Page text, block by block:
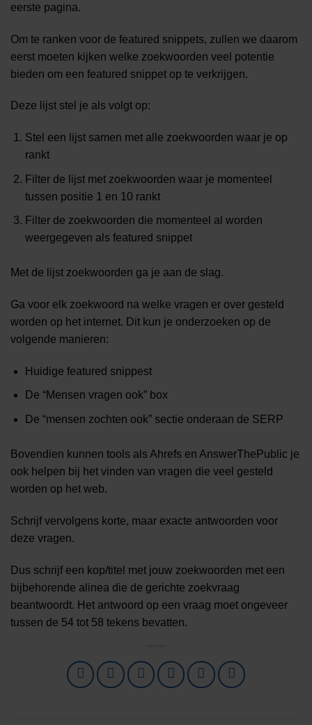
eerste pagina.
Om te ranken voor de featured snippets, zullen we daarom
eerst moeten kijken welke zoekwoorden veel potentie
bieden om een featured snippet op te verkrijgen.
Deze lijst stel je als volgt op:
Stel een lijst samen met alle zoekwoorden waar je op
rankt
Filter de lijst met zoekwoorden waar je momenteel
tussen positie 1 en 10 rankt
Filter de zoekwoorden die momenteel al worden
weergegeven als featured snippet
Met de lijst zoekwoorden ga je aan de slag.
Ga voor elk zoekwoord na welke vragen er over gesteld
worden op het internet. Dit kun je onderzoeken op de
volgende manieren:
Huidige featured snippest
De “Mensen vragen ook” box
De “mensen zochten ook” sectie onderaan de SERP
Bovendien kunnen tools als Ahrefs en AnswerThePublic je
ook helpen bij het vinden van vragen die veel gesteld
worden op het web.
Schrijf vervolgens korte, maar exacte antwoorden voor
deze vragen.
Dus schrijf een kop/titel met jouw zoekwoorden met een
bijbehorende alinea die de gerichte zoekvraag
beantwoordt. Het antwoord op een vraag moet ongeveer
tussen de 54 tot 58 tekens bevatten.